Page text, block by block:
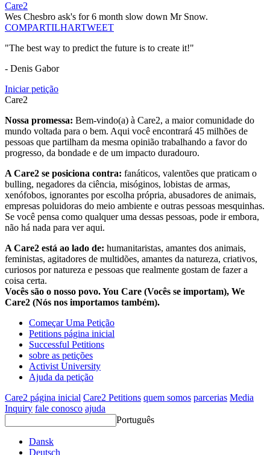
Care2
Wes Chesbro ask's for 6 month slow down Mr Snow.
COMPARTILHARTWEET
"The best way to predict the future is to create it!"
- Denis Gabor
Iniciar petição
Care2
Nossa promessa: Bem-vindo(a) à Care2, a maior comunidade do
mundo voltada para o bem. Aqui você encontrará 45 milhões de
pessoas que partilham da mesma opinião trabalhando a favor do
progresso, da bondade e de um impacto duradouro.
A Care2 se posiciona contra: fanáticos, valentões que praticam o
bulling, negadores da ciência, misóginos, lobistas de armas,
xenófobos, ignorantes por escolha própria, abusadores de animais,
empresas poluidoras do meio ambiente e outras pessoas mesquinhas.
Se você pensa como qualquer uma dessas pessoas, pode ir embora,
não há nada para ver aqui.
A Care2 está ao lado de: humanitaristas, amantes dos animais,
feministas, agitadores de multidões, amantes da natureza, criativos,
curiosos por natureza e pessoas que realmente gostam de fazer a
coisa certa.
Vocês são o nosso povo. You Care (Vocês se importam), We
Care2 (Nós nos importamos também).
Começar Uma Petição
Petitions página inicial
Successful Petitions
sobre as petições
Activist University
Ajuda da petição
Care2 página inicial Care2 Petitions quem somos parcerias Media
Inquiry fale conosco ajuda
Português
Dansk
Deutsch